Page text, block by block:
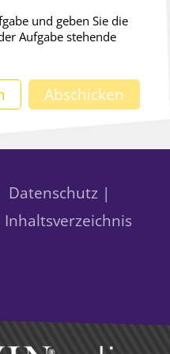
und geben Sie die
Aufgabe stehende
Abschicken
Datenschutz |
Inhaltsverzeichnis